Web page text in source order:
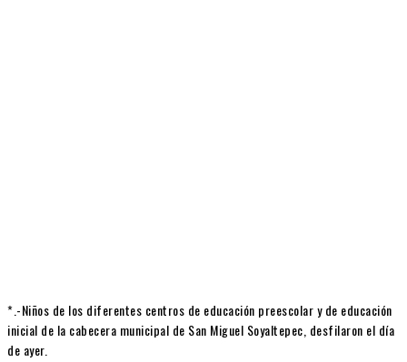
*.-Niños de los diferentes centros de educación preescolar y de educación
inicial de la cabecera municipal de San Miguel Soyaltepec, desfilaron el día
de ayer.